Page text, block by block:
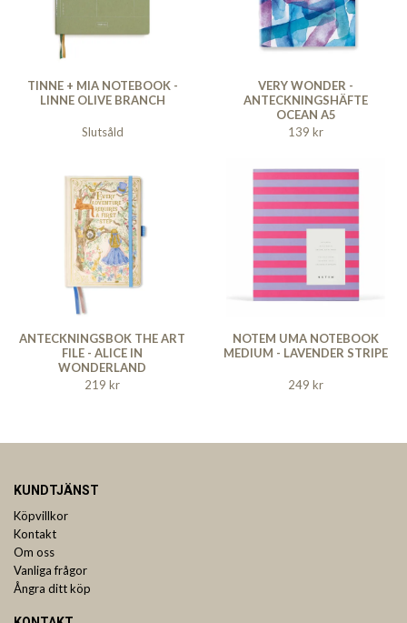
TINNE + MIA NOTEBOOK -
LINNE OLIVE BRANCH
Slutsåld
VERY WONDER -
ANTECKNINGSHÄFTE
OCEAN A5
139 kr
ANTECKNINGSBOK THE ART
FILE - ALICE IN
WONDERLAND
219 kr
NOTEM UMA NOTEBOOK
MEDIUM - LAVENDER STRIPE
249 kr
KUNDTJÄNST
Köpvillkor
Kontakt
Om oss
Vanliga frågor
Ångra ditt köp